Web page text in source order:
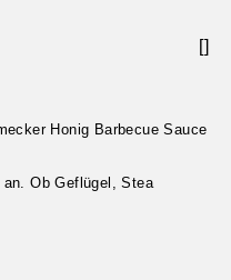
[]
Honig Barbecue Sauce
Ob Geflügel, Stea